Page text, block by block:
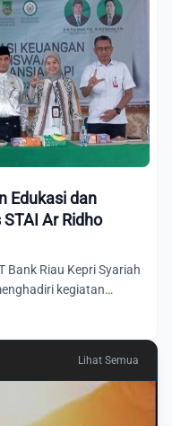
Edukasi dan
Ar Ridho
Bank Riau Kepri Syariah
kegiatan
Lihat Semua